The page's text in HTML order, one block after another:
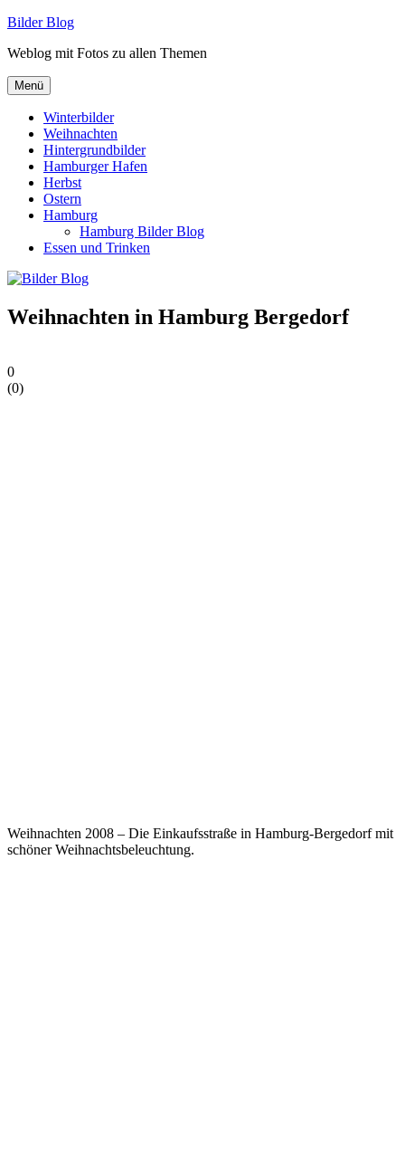
Zum
springen
Bilder Blog
Weblog mit Fotos zu allen Themen
Menü
Winterbilder
Weihnachten
Hintergrundbilder
Hamburger Hafen
Herbst
Ostern
Hamburg
Hamburg Bilder Blog
Essen und Trinken
Weihnachten in Hamburg Bergedorf
0
(0)
Weihnachten 2008 – Die Einkaufsstraße in Hamburg-Bergedorf mit
schöner Weihnachtsbeleuchtung.